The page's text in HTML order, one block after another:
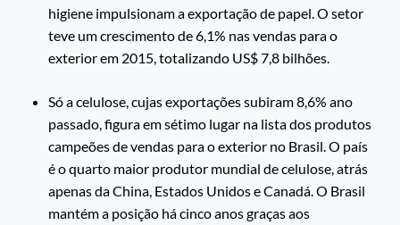
higiene impulsionam a exportação de papel. O setor
teve um crescimento de 6,1% nas vendas para o
exterior em 2015, totalizando US$ 7,8 bilhões.
Só a celulose, cujas exportações subiram 8,6% ano
passado, figura em sétimo lugar na lista dos produtos
campeões de vendas para o exterior no Brasil. O país
é o quarto maior produtor mundial de celulose, atrás
apenas da China, Estados Unidos e Canadá. O Brasil
mantém a posição há cinco anos graças aos